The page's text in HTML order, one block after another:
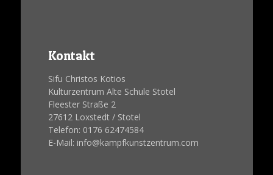
Kontakt
Sifu Christos Kotios
Kulturzentrum Alte Schule Stotel
Fleester Straße 2
27612 Loxstedt / Stotel
Telefon: 0176 62474584
E-Mail: info@kampfkunstzentrum.com